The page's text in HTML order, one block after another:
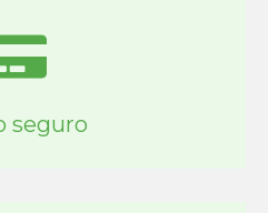
seguro